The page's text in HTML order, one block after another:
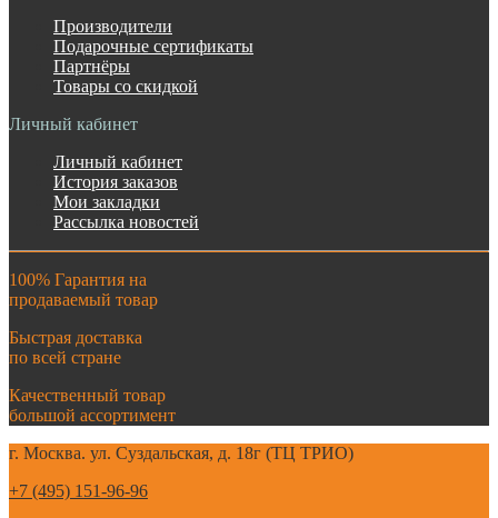
Производители
Подарочные сертификаты
Партнёры
Товары со скидкой
Личный кабинет
Личный кабинет
История заказов
Мои закладки
Рассылка новостей
100% Гарантия на
продаваемый товар
Быстрая доставка
по всей стране
Качественный товар
большой ассортимент
г. Москва. ул. Суздальская, д. 18г (ТЦ ТРИО)
+7 (495) 151-96-96